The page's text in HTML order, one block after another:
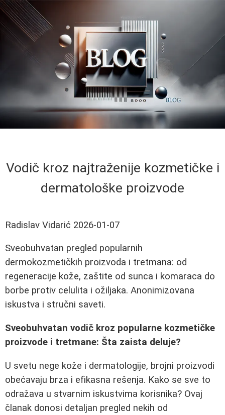
Vodič kroz najtraženije kozmetičke i
dermatološke proizvode
Radislav Vidarić 2026-01-07
Sveobuhvatan pregled popularnih
dermokozmetičkih proizvoda i tretmana: od
regeneracije kože, zaštite od sunca i komaraca do
borbe protiv celulita i ožiljaka. Anonimizovana
iskustva i stručni saveti.
Sveobuhvatan vodič kroz popularne kozmetičke
proizvode i tretmane: Šta zaista deluje?
U svetu nege kože i dermatologije, brojni proizvodi
obećavaju brza i efikasna rešenja. Kako se sve to
odražava u stvarnim iskustvima korisnika? Ovaj
članak donosi detaljan pregled nekih od